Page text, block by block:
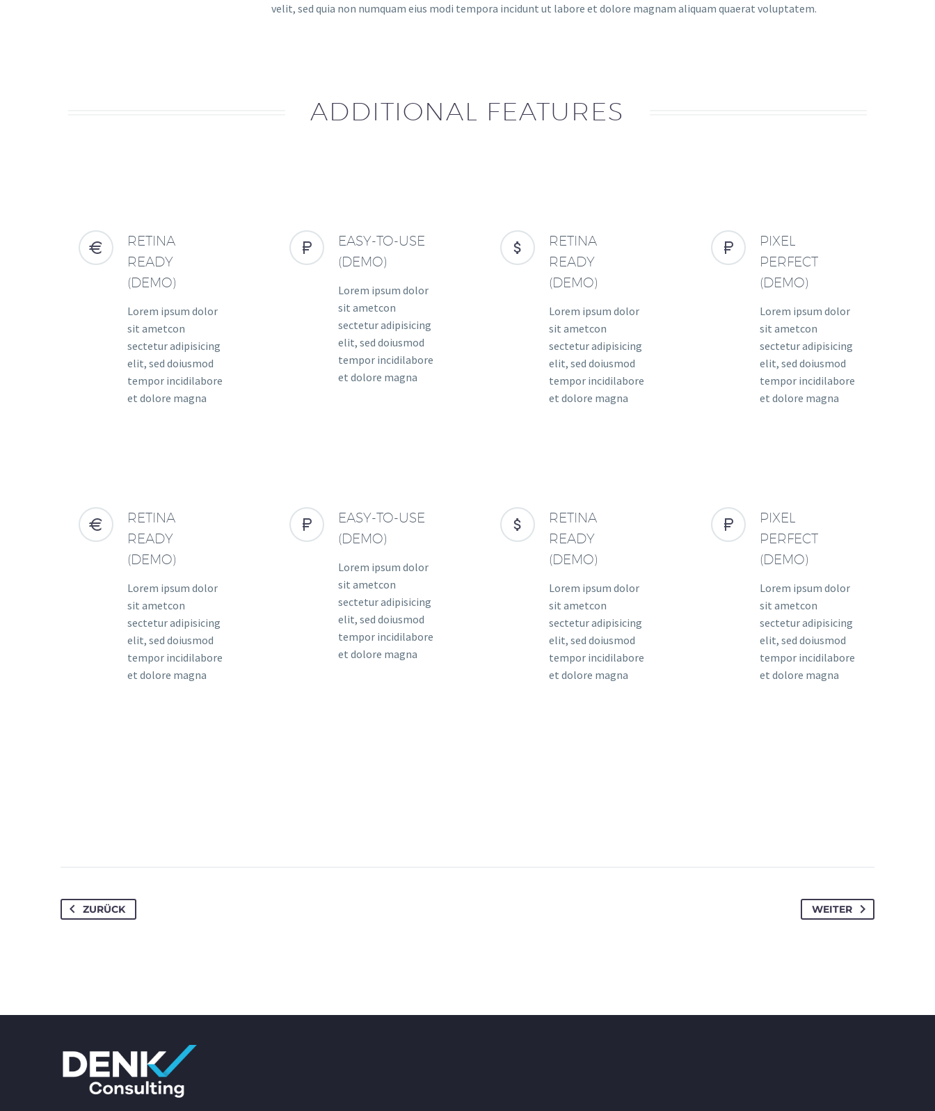
velit, sed quia non numquam eius modi tempora incidunt ut labore et dolore magnam aliquam quaerat voluptatem.
ADDITIONAL FEATURES


RETINA
READY
(DEMO)
Lorem ipsum dolor
sit ametcon
sectetur adipisicing
elit, sed doiusmod
tempor incidilabore
et dolore magna


EASY-TO-USE
(DEMO)
Lorem ipsum dolor
sit ametcon
sectetur adipisicing
elit, sed doiusmod
tempor incidilabore
et dolore magna


RETINA
READY
(DEMO)
Lorem ipsum dolor
sit ametcon
sectetur adipisicing
elit, sed doiusmod
tempor incidilabore
et dolore magna


PIXEL
PERFECT
(DEMO)
Lorem ipsum dolor
sit ametcon
sectetur adipisicing
elit, sed doiusmod
tempor incidilabore
et dolore magna


RETINA
READY
(DEMO)
Lorem ipsum dolor
sit ametcon
sectetur adipisicing
elit, sed doiusmod
tempor incidilabore
et dolore magna


EASY-TO-USE
(DEMO)
Lorem ipsum dolor
sit ametcon
sectetur adipisicing
elit, sed doiusmod
tempor incidilabore
et dolore magna


RETINA
READY
(DEMO)
Lorem ipsum dolor
sit ametcon
sectetur adipisicing
elit, sed doiusmod
tempor incidilabore
et dolore magna


PIXEL
PERFECT
(DEMO)
Lorem ipsum dolor
sit ametcon
sectetur adipisicing
elit, sed doiusmod
tempor incidilabore
et dolore magna
ZURÜCK WEITER